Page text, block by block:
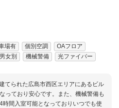
場有 個別空調
OAフロア
女別 機械警備 光ファイバー
てられた広島市西区エリアにあるビル
っており安心です。また、機械警備も
間入室可能となっておりいつでも使